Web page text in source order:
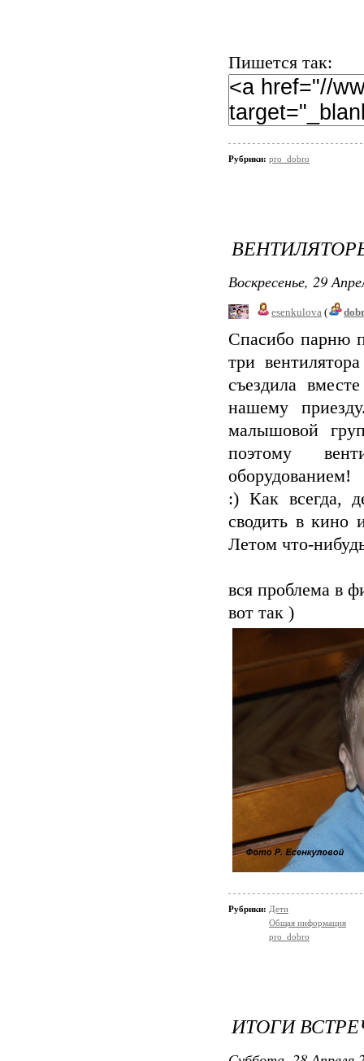
Пишется так:
Рубрики: pro_dobro
Воскресенье, 29
esenkulova (
Спасибо парню
три
съездила
нашему
малышовой
поэтому
оборудованием!
:) Как всегда,
сводить в кино
Летом что-
вся проблема в
вот так )
Рубрики: Дети
Общая информация
pro_dobro
ИТОГИ